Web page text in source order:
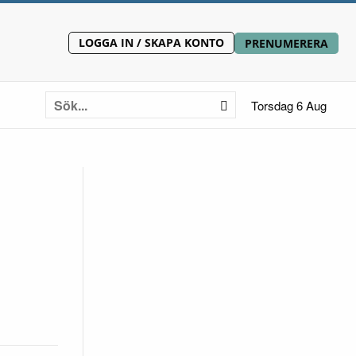
LOGGA IN / SKAPA KONTO PRENUMERERA
Torsdag 6 Aug